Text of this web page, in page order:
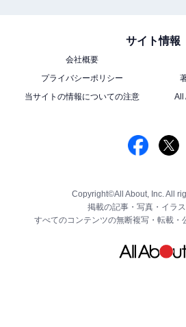
サイト情報
会社概要
プライバシーポリシー
当サイトの情報についての注意
All
Copyright©All About, Inc. All
掲載の記事・写真・イラス
すべてのコンテンツの無断複写・転載・